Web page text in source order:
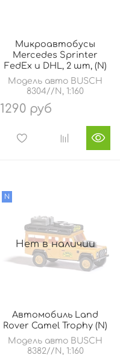
Микроавтобусы
Mercedes Sprinter
FedEx и DHL, 2 шт, (N)
Модель авто BUSCH
8304//N, 1:160
1290 руб
Нет в наличии
N
Автомобиль Land
Rover Camel Trophy (N)
Модель авто BUSCH
8382//N, 1:160